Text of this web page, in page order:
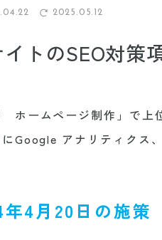
2025.05.12
トのSEO対策
ホームページ制作」で上
Google アナリティクス
年4月20日の施